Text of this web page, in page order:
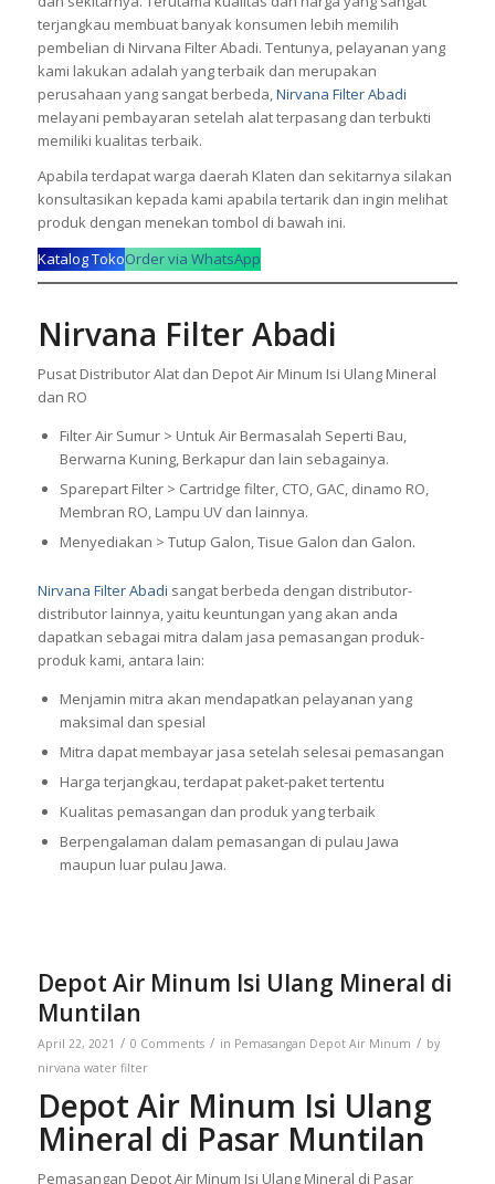
terjangkau membuat banyak konsumen lebih memilih
pembelian di Nirvana Filter Abadi. Tentunya, pelayanan yang
kami lakukan adalah yang terbaik dan merupakan
perusahaan yang sangat berbeda,Nirvana Filter Abadi
melayani pembayaran setelah alat terpasang dan terbukti
memiliki kualitas terbaik.
Apabila terdapat warga daerah Klaten dan sekitarnya silakan
konsultasikan kepada kami apabila tertarik dan ingin melihat
produk dengan menekan tombol di bawah ini.
Katalog TokoOrder via WhatsApp
Nirvana Filter Abadi
Pusat Distributor Alat dan Depot Air Minum Isi Ulang Mineral
dan RO
Filter Air Sumur > Untuk Air Bermasalah Seperti Bau,
Berwarna Kuning, Berkapur dan lain sebagainya.
Sparepart Filter > Cartridge filter, CTO, GAC, dinamo RO,
Membran RO, Lampu UV dan lainnya.
Menyediakan > Tutup Galon, Tisue Galon dan Galon.
Nirvana Filter Abadi sangat berbeda dengan distributor-
distributor lainnya, yaitu keuntungan yang akan anda
dapatkan sebagai mitra dalam jasa pemasangan produk-
produk kami, antara lain:
Menjamin mitra akan mendapatkan pelayanan yang
maksimal dan spesial
Mitra dapat membayar jasa setelah selesai pemasangan
Harga terjangkau, terdapat paket-paket tertentu
Kualitas pemasangan dan produk yang terbaik
Berpengalaman dalam pemasangan di pulau Jawa
maupun luar pulau Jawa.
Depot Air Minum Isi Ulang Mineral di
Muntilan
April 22, 2021 / 0 Comments / in Pemasangan Depot Air Minum / by
nirvana water filter
Depot Air Minum Isi Ulang
Mineral di Pasar Muntilan
Pemasangan Depot Air Minum Isi Ulang Mineral di Pasar